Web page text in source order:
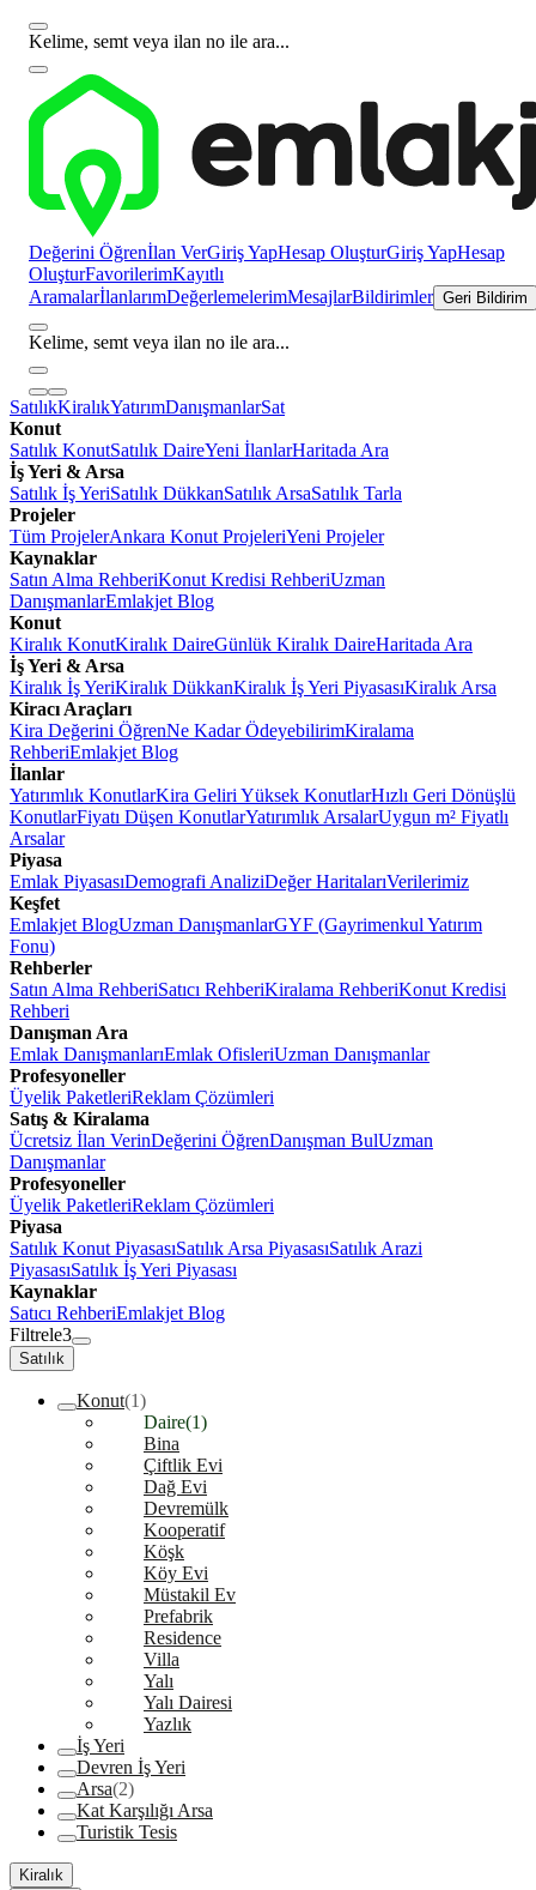
Kelime, semt veya ilan no ile ara...
Değerini Öğrenİlan VerGiriş YapHesap OluşturGiriş YapHesap
OluşturFavorilerimKayıtlı
AramalarİlanlarımDeğerlemelerimMesajlarBildirimler Geri Bildirim
Kelime, semt veya ilan no ile ara...
SatılıkKiralıkYatırımDanışmanlarSat
Konut
Satılık KonutSatılık DaireYeni İlanlarHaritada Ara
İş Yeri & Arsa
Satılık İş YeriSatılık DükkanSatılık ArsaSatılık Tarla
Projeler
Tüm ProjelerAnkara Konut ProjeleriYeni Projeler
Kaynaklar
Satın Alma RehberiKonut Kredisi RehberiUzman
DanışmanlarEmlakjet Blog
Konut
Kiralık KonutKiralık DaireGünlük Kiralık DaireHaritada Ara
İş Yeri & Arsa
Kiralık İş YeriKiralık DükkanKiralık İş Yeri PiyasasıKiralık Arsa
Kiracı Araçları
Kira Değerini ÖğrenNe Kadar ÖdeyebilirimKiralama
RehberiEmlakjet Blog
İlanlar
Yatırımlık KonutlarKira Geliri Yüksek KonutlarHızlı Geri Dönüşlü
KonutlarFiyatı Düşen KonutlarYatırımlık ArsalarUygun m² Fiyatlı
Arsalar
Piyasa
Emlak PiyasasıDemografi AnaliziDeğer HaritalarıVerilerimiz
Keşfet
Emlakjet BlogUzman DanışmanlarGYF (Gayrimenkul Yatırım
Fonu)
Rehberler
Satın Alma RehberiSatıcı RehberiKiralama RehberiKonut Kredisi
Rehberi
Danışman Ara
Emlak DanışmanlarıEmlak OfisleriUzman Danışmanlar
Profesyoneller
Üyelik PaketleriReklam Çözümleri
Satış & Kiralama
Ücretsiz İlan VerinDeğerini ÖğrenDanışman BulUzman
Danışmanlar
Profesyoneller
Üyelik PaketleriReklam Çözümleri
Piyasa
Satılık Konut PiyasasıSatılık Arsa PiyasasıSatılık Arazi
PiyasasıSatılık İş Yeri Piyasası
Kaynaklar
Satıcı RehberiEmlakjet Blog
Filtrele3
Satılık
Konut(1)
Daire(1)
Bina
Çiftlik Evi
Dağ Evi
Devremülk
Kooperatif
Köşk
Köy Evi
Müstakil Ev
Prefabrik
Residence
Villa
Yalı
Yalı Dairesi
Yazlık
İş Yeri
Devren İş Yeri
Arsa(2)
Kat Karşılığı Arsa
Turistik Tesis
Kiralık